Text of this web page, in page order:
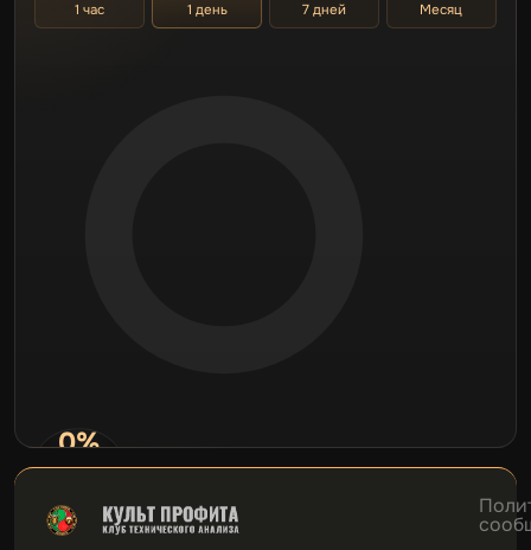
1 час 1 день 7 дней Месяц
0%
Нет данных